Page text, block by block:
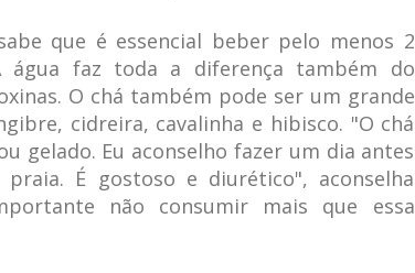
que é essencial beber pelo menos 2
faz toda a diferença também do
O chá também pode ser um grande
cidreira, cavalinha e hibisco. "O chá
gelado. Eu aconselho fazer um dia antes
É gostoso e diurético", aconselha
não consumir mais que essa